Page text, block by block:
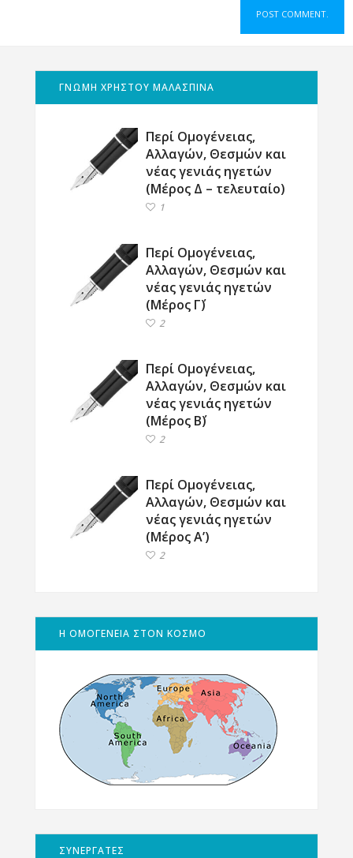
ΓΝΩΜΗ ΧΡΗΣΤΟΥ ΜΑΛΑΣΠΙΝΑ
Περί Ομογένειας,
Αλλαγών, Θεσμών και
νέας γενιάς ηγετών
(Μέρος Δ – τελευταίο)
1
Περί Ομογένειας,
Αλλαγών, Θεσμών και
νέας γενιάς ηγετών
(Μέρος Γ΄)
2
Περί Ομογένειας,
Αλλαγών, Θεσμών και
νέας γενιάς ηγετών
(Μέρος Β΄)
2
Περί Ομογένειας,
Αλλαγών, Θεσμών και
νέας γενιάς ηγετών
(Μέρος Α’)
2
Η ΟΜΟΓΕΝΕΙΑ ΣΤΟΝ ΚΟΣΜΟ
ΣΥΝΕΡΓΑΤΕΣ